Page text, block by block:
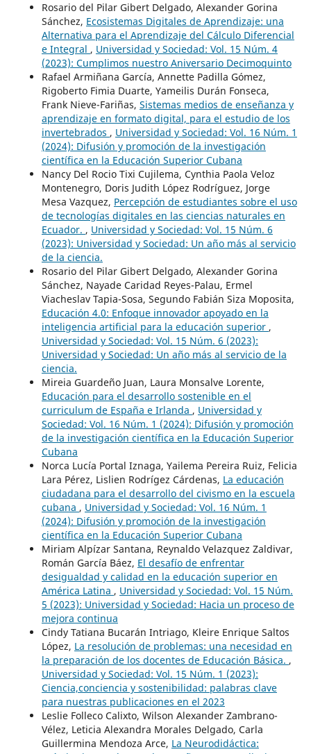
Rosario del Pilar Gibert Delgado, Alexander Gorina
Sánchez, Ecosistemas Digitales de Aprendizaje: una
Alternativa para el Aprendizaje del Cálculo Diferencial
e Integral , Universidad y Sociedad: Vol. 15 Núm. 4
(2023): Cumplimos nuestro Aniversario Decimoquinto
Rafael Armiñana García, Annette Padilla Gómez,
Rigoberto Fimia Duarte, Yameilis Durán Fonseca,
Frank Nieve-Fariñas, Sistemas medios de enseñanza y
aprendizaje en formato digital, para el estudio de los
invertebrados , Universidad y Sociedad: Vol. 16 Núm. 1
(2024): Difusión y promoción de la investigación
científica en la Educación Superior Cubana
Nancy Del Rocio Tixi Cujilema, Cynthia Paola Veloz
Montenegro, Doris Judith López Rodríguez, Jorge
Mesa Vazquez, Percepción de estudiantes sobre el uso
de tecnologías digitales en las ciencias naturales en
Ecuador. , Universidad y Sociedad: Vol. 15 Núm. 6
(2023): Universidad y Sociedad: Un año más al servicio
de la ciencia.
Rosario del Pilar Gibert Delgado, Alexander Gorina
Sánchez, Nayade Caridad Reyes-Palau, Ermel
Viacheslav Tapia-Sosa, Segundo Fabián Siza Moposita,
Educación 4.0: Enfoque innovador apoyado en la
inteligencia artificial para la educación superior ,
Universidad y Sociedad: Vol. 15 Núm. 6 (2023):
Universidad y Sociedad: Un año más al servicio de la
ciencia.
Mireia Guardeño Juan, Laura Monsalve Lorente,
Educación para el desarrollo sostenible en el
curriculum de España e Irlanda , Universidad y
Sociedad: Vol. 16 Núm. 1 (2024): Difusión y promoción
de la investigación científica en la Educación Superior
Cubana
Norca Lucía Portal Iznaga, Yailema Pereira Ruiz, Felicia
Lara Pérez, Lislien Rodrígez Cárdenas, La educación
ciudadana para el desarrollo del civismo en la escuela
cubana , Universidad y Sociedad: Vol. 16 Núm. 1
(2024): Difusión y promoción de la investigación
científica en la Educación Superior Cubana
Miriam Alpízar Santana, Reynaldo Velazquez Zaldivar,
Román García Báez, El desafío de enfrentar
desigualdad y calidad en la educación superior en
América Latina , Universidad y Sociedad: Vol. 15 Núm.
5 (2023): Universidad y Sociedad: Hacia un proceso de
mejora continua
Cindy Tatiana Bucarán Intriago, Kleire Enrique Saltos
López, La resolución de problemas: una necesidad en
la preparación de los docentes de Educación Básica. ,
Universidad y Sociedad: Vol. 15 Núm. 1 (2023):
Ciencia,conciencia y sostenibilidad: palabras clave
para nuestras publicaciones en el 2023
Leslie Folleco Calixto, Wilson Alexander Zambrano-
Vélez, Leticia Alexandra Morales Delgado, Carla
Guillermina Mendoza Arce, La Neurodidáctica: